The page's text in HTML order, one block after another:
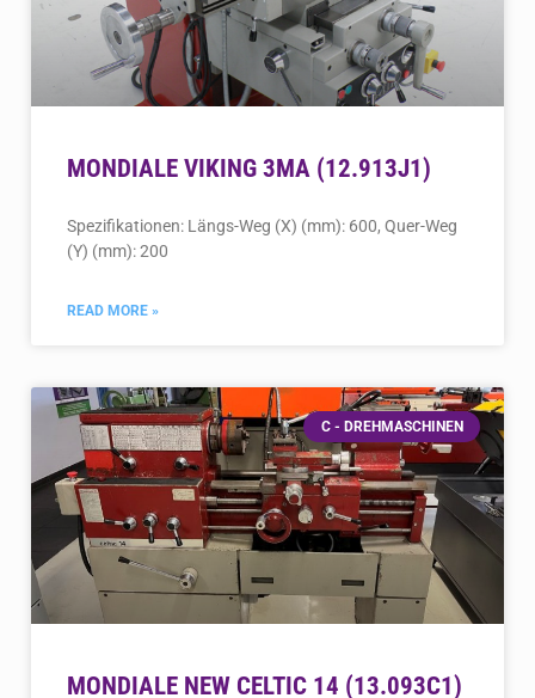
MONDIALE VIKING 3MA (12.913J1)
Spezifikationen: Längs-Weg (X) (mm): 600, Quer-Weg
(Y) (mm): 200
READ MORE »
C - DREHMASCHINEN
MONDIALE NEW CELTIC 14 (13.093C1)